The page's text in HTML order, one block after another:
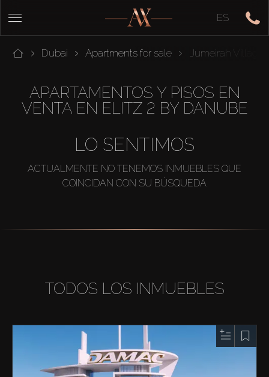
ES
Dubai Apartments for sale Jumeirah Village
APARTAMENTOS Y PISOS EN
VENTA EN ELITZ 2 BY DANUBE
LO SENTIMOS
ACTUALMENTE NO TENEMOS INMUEBLES QUE
COINCIDAN CON SU BÚSQUEDA
TODOS LOS INMUEBLES